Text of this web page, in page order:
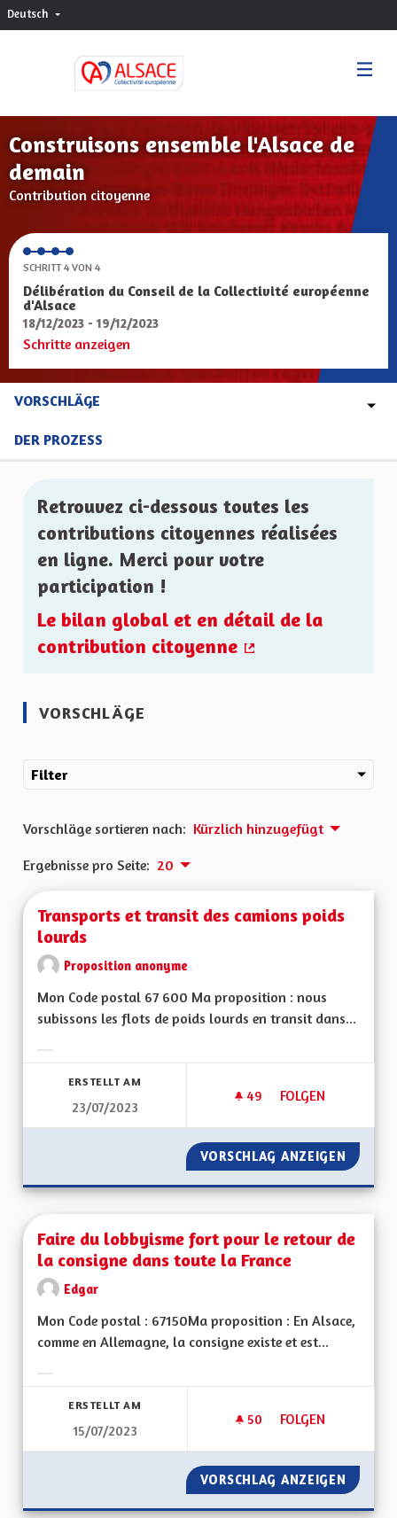
Deutsch Choisir la langue
Construisons ensemble l'Alsace de
demain
Contribution citoyenne
SCHRITT 4 VON 4
Délibération du Conseil de la Collectivité européenne
d'Alsace
18/12/2023 - 19/12/2023
Schritte anzeigen
VORSCHLÄGE
DER PROZESS
Retrouvez ci-dessous toutes les
contributions citoyennes réalisées
en ligne. Merci pour votre
participation !
Le bilan global et en détail de la
contribution citoyenne
VORSCHLÄGE
Filter
Vorschläge sortieren nach: Kürzlich hinzugefügt
Ergebnisse pro Seite: 20
Transports et transit des camions poids
lourds
Proposition anonyme
Mon Code postal 67 600 Ma proposition : nous
subissons les flots de poids lourds en transit dans...
ERSTELLT AM
23/07/2023
49 49 FOLLOWER
FOLGEN
TRANSPORTS ET
VORSCHLAG ANZEIGEN
Faire du lobbyisme fort pour le retour de
la consigne dans toute la France
Edgar
Mon Code postal : 67150Ma proposition : En Alsace,
comme en Allemagne, la consigne existe et est...
ERSTELLT AM
15/07/2023
50 50 FOLLOWER
FOLGEN
FAIRE DU
VORSCHLAG ANZEIGEN FAIRE